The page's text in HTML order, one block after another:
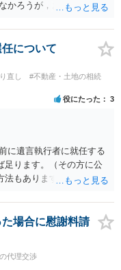
かろうが，お父上のご兄
て，その弁護士から相手
がなく，一切応じないこ
と ・連絡を継続してくる
いこと などを記載した
います。
について
直し
#不動産・土地の相続
役にたった 3
に遺言執行者に就任する
足ります。（その方に公
法もあります） 事前に了
了したときの報酬だけ、
際に、法務局に預けた自
れる可能性 ⇒自筆の遺言
遺言書の有無を照会す
証書遺言の存在を親族
場合に慰謝料請
代理交渉